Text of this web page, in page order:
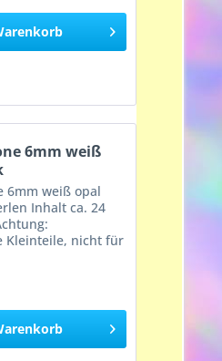
6mm weiß
6mm weiß opal
Inhalt ca. 24
Kleinteile, nicht für